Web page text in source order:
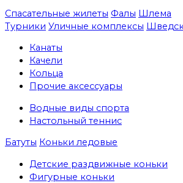
Спасательные жилеты Фалы Шлема
Турники Уличные комплексы
Канаты
Качели
Кольца
Прочие аксессуары
Водные виды спорта
Настольный теннис
Батуты Коньки ледовые
Детские раздвижные коньки
Фигурные коньки